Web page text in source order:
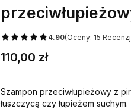
4.90(Oceny: 15
Cena
110,00 zł
Szampon przeciwłupieżowy z
łuszczycą czy łupieżem suchym.